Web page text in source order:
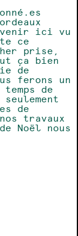
venir ici vu
ce
prise,
ça bien
de
ferons un
de
de
travaux
Noël nous